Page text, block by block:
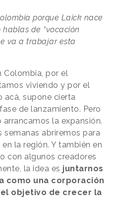
porque Laick nace
de “vocación
va a trabajar esta
Colombia, por el
viviendo y por el
acá, supone cierta
de lanzamiento. Pero
la expansión.
semanas abriremos para
la región. Y también en
con algunos creadores
la idea es juntarnos
como una corporación
objetivo de crecer la